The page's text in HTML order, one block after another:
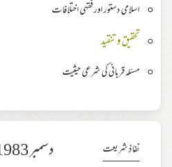
اسلامی دستور اور فقہی اختلافات
تحقیق وتنقید
مسئلہ قربانی کی شرعی حیثیت
نفاذِ شریعت دسمبر 1983ء